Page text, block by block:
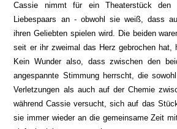
Cassie nimmt für ein Theaterstück den
Liebespaars an - obwohl sie weiß, dass
ihren Geliebten spielen wird. Die beiden
seit er ihr zweimal das Herz gebrochen hat,
Kein Wunder also, dass zwischen den
angespannte Stimmung herrscht, die
Verletzungen als auch auf der Chemie
während Cassie versucht, sich auf das
sie immer wieder an die gemeinsame Zeit